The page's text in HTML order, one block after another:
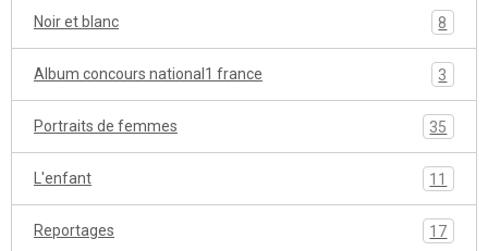
Noir et blanc 8
Album concours national1 france 3
Portraits de femmes 35
L'enfant 11
Reportages 17